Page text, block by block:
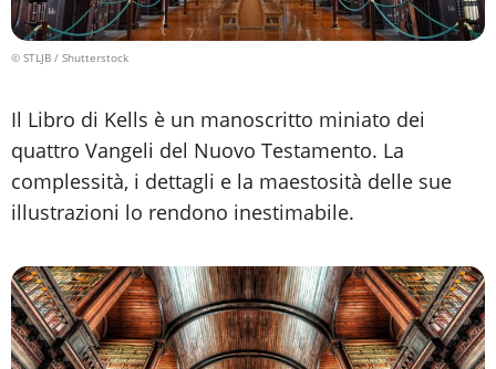
© STLJB / Shutterstock
Il Libro di Kells è un manoscritto miniato dei
quattro Vangeli del Nuovo Testamento. La
complessità, i dettagli e la maestosità delle sue
illustrazioni lo rendono inestimabile.